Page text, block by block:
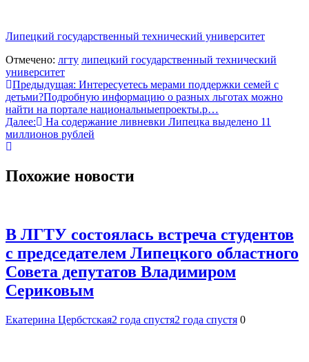
Липецкий государственный технический университет
Отмечено: лгту липецкий государственный технический
университет
Навигация
по
записям
Предыдущая: Интересуетесь мерами поддержки семей с
детьми?Подробную информацию о разных льготах можно
найти на портале национальныепроекты.р…
Далее:
На содержание ливневки Липецка выделено 11
миллионов рублей
Похожие новости
В ЛГТУ состоялась встреча студентов
с председателем Липецкого областного
Совета депутатов Владимиром
Сериковым
Екатерина Цербстская2 года спустя2 года спустя 0